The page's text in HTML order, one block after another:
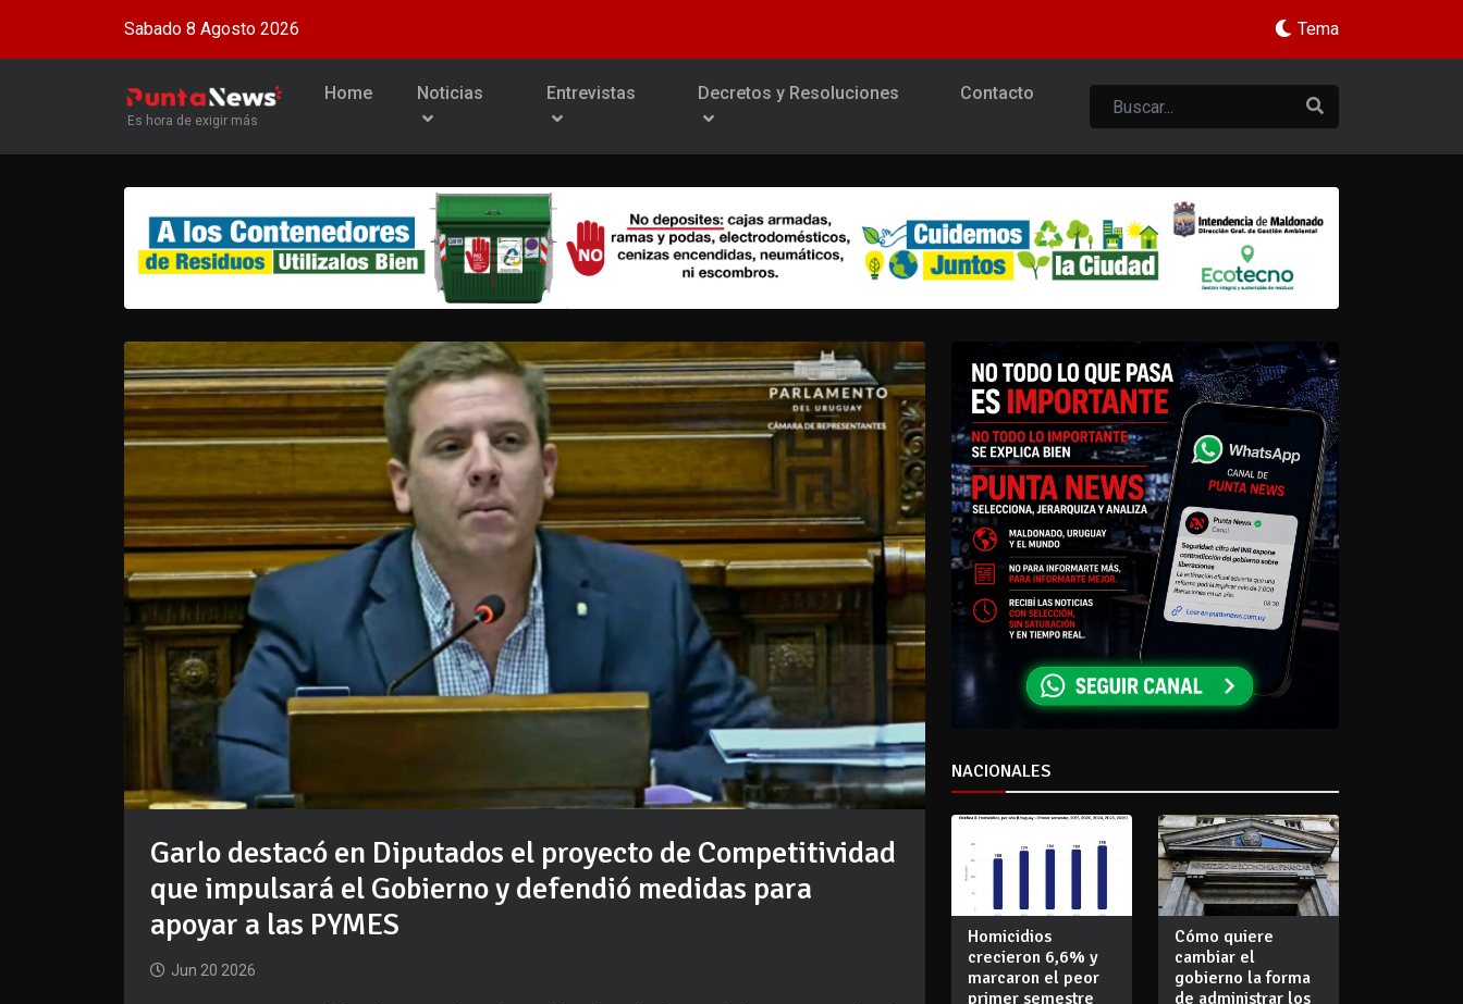
Sabado 8 Agosto 2026 Tema
Es hora de exigir más
Home Noticias Entrevistas Decretos y Resoluciones Contacto
Garlo destacó en Diputados el proyecto de Competitividad
que impulsará el Gobierno y defendió medidas para
apoyar a las PYMES
Jun 20 2026
NACIONALES
Homicidios
crecieron 6,6% y
marcaron el peor
primer semestre
Cómo quiere
cambiar el
gobierno la forma
de administrar los